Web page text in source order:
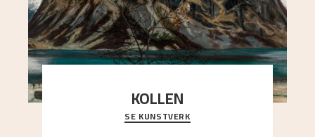
KOLLEN
Et ruvende fjell dominerer bildeflaten, og står i
sterk kontrast til det spinkle rognetreet ute
SE KUNSTVERK